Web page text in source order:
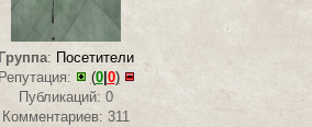
Группа: Посетители
Репутация:
(0| 0)
Публикаций: 0
Комментариев: 311